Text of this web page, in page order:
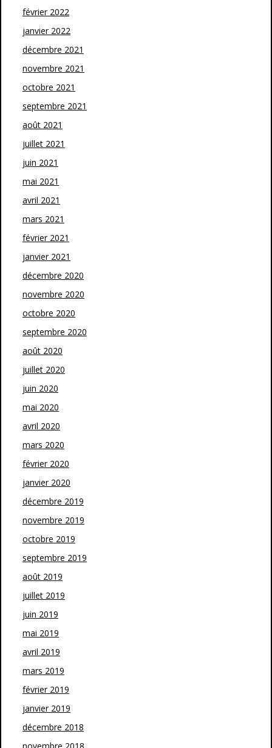
février 2022
janvier 2022
décembre 2021
novembre 2021
octobre 2021
septembre 2021
août 2021
juillet 2021
juin 2021
mai 2021
avril 2021
mars 2021
février 2021
janvier 2021
décembre 2020
novembre 2020
octobre 2020
septembre 2020
août 2020
juillet 2020
juin 2020
mai 2020
avril 2020
mars 2020
février 2020
janvier 2020
décembre 2019
novembre 2019
octobre 2019
septembre 2019
août 2019
juillet 2019
juin 2019
mai 2019
avril 2019
mars 2019
février 2019
janvier 2019
décembre 2018